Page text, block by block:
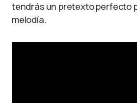
tendrás un pretexto perfecto
melodía.